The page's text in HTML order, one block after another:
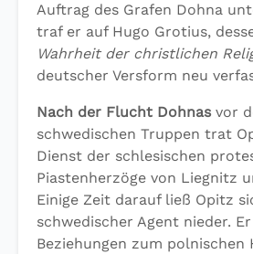
Auftrag des Grafen Dohna
traf er auf Hugo Grotius,
Wahrheit der christlichen
deutscher Versform neu
Nach der Flucht Dohnasvor
schwedischen Truppen trat
Dienst der schlesischen
Piastenherzöge von Liegnitz
Einige Zeit darauf ließ Opitz
schwedischer Agent nieder.
Beziehungen zum